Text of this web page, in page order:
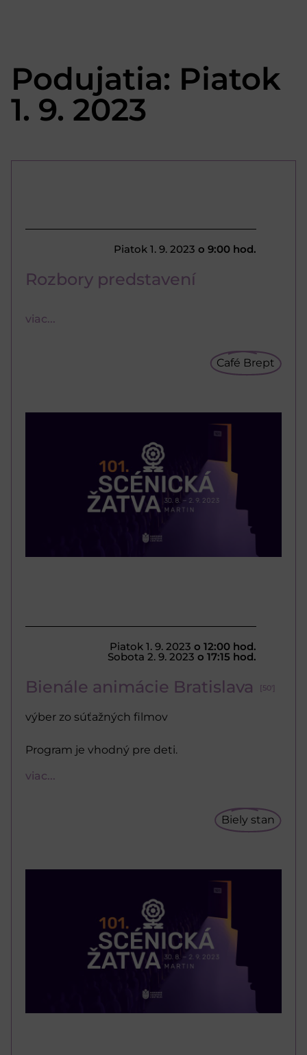
Podujatia: Piatok
1. 9. 2023
Piatok 1. 9. 2023 o 9:00 hod.
Rozbory predstavení
viac...
Café Brept
Piatok 1. 9. 2023 o 12:00 hod.
Sobota 2. 9. 2023 o 17:15 hod.
Bienále animácie Bratislava [50']
výber zo súťažných filmov
Program je vhodný pre deti.
viac...
Biely stan